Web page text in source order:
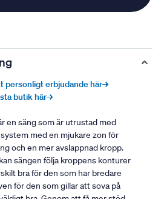
personligt erbjudande här→
butik här→
en säng som är utrustad med
med en mjukare zon för
och en mer avslappnad kropp.
sängen följa kroppens konturer
bra för den som har bredare
för den som gillar att sova på